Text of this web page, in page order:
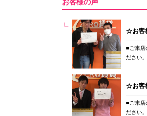
お客様の声
☆お客
■ご来店
ださい
☆お客
■ご来店